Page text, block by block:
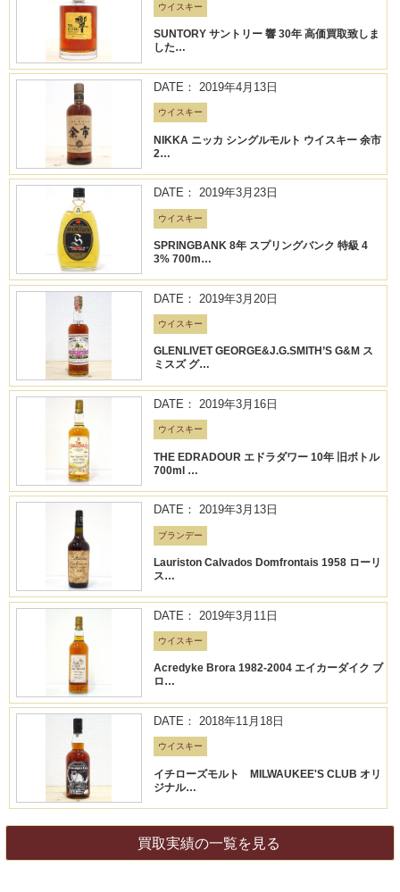
ウイスキー
SUNTORY サントリー 響 30年 高価買取致しま
した…
DATE： 2019年4月13日
ウイスキー
NIKKA ニッカ シングルモルト ウイスキー 余市
2…
DATE： 2019年3月23日
ウイスキー
SPRINGBANK 8年 スプリングバンク 特級 4
3% 700m…
DATE： 2019年3月20日
ウイスキー
GLENLIVET GEORGE&J.G.SMITH’S G&M ス
ミスズ グ…
DATE： 2019年3月16日
ウイスキー
THE EDRADOUR エドラダワー 10年 旧ボトル
700ml …
DATE： 2019年3月13日
ブランデー
Lauriston Calvados Domfrontais 1958 ローリ
ス…
DATE： 2019年3月11日
ウイスキー
Acredyke Brora 1982-2004 エイカーダイク ブ
ロ…
DATE： 2018年11月18日
ウイスキー
イチローズモルト MILWAUKEE'S CLUB オリ
ジナル…
買取実績の一覧を見る